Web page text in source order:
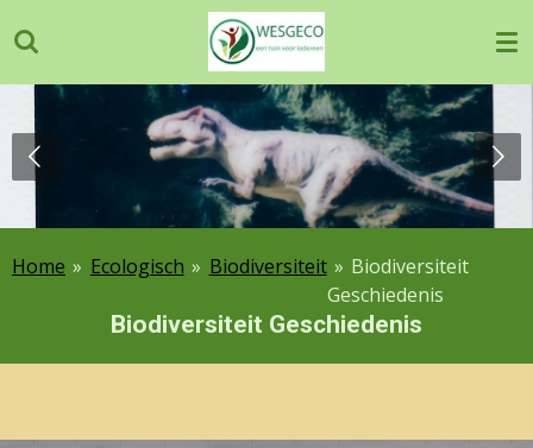
direct
naar
hoofdinhoud
Home » Ecologisch » Biodiversiteit » Biodiversiteit
Geschiedenis
Biodiversiteit Geschiedenis